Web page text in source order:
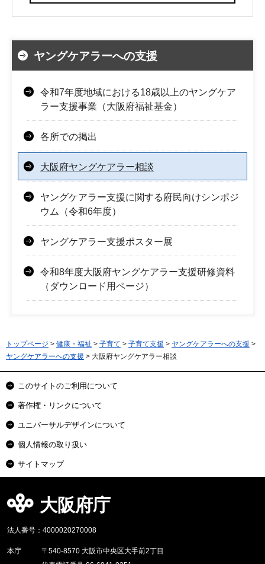
ヤングケアラーへの支援
令和7年度地域における18歳以上のヤングケア
ラー支援事業（大阪府福祉基金）
各所での掲出
大阪府ヤングケアラー相談
ヤングケアラー支援に関する府民向けシンポジ
ウム（令和6年度）
ヤングケアラー支援ポスター展
令和8年度大阪府ヤングケアラー支援研修資料
（ダウンロード用ページ）
トップページ > 健康・福祉 > 子育て > 子育て支援 > ヤングケアラーへの支援 >
ヤングケアラーへの支援 > 大阪府ヤングケアラー相談
このサイトのご利用について
著作権・リンクについて
ユニバーサルデザインについて
個人情報の取り扱い
サイトマップ
大阪府庁
法人番号：4000020270008
本庁
〒540-8570 大阪市中央区大手前2丁目